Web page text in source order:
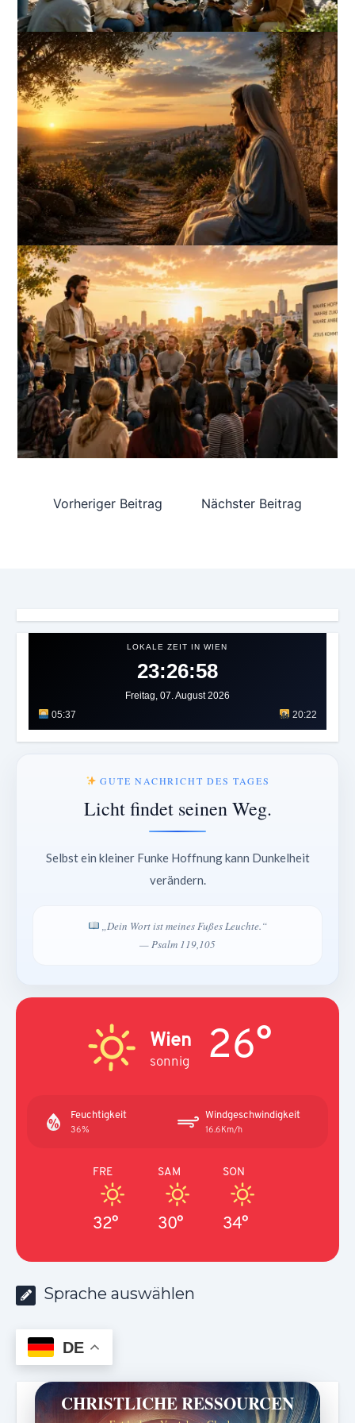
Vorheriger Beitrag Nächster Beitrag
LOKALE ZEIT IN WIEN
23:27:01
Freitag, 07. August 2026
05:37
20:22
GUTE NACHRICHT DES TAGES
Licht findet seinen Weg.
Selbst ein kleiner Funke Hoffnung kann Dunkelheit
verändern.
„Dein Wort ist meines Fußes Leuchte.“
— Psalm 119,105
Wien
sonnig 26°
Feuchtigkeit
36%
Windgeschwindigkeit
16.6Km/h
FRE
32°
SAM
30°
SON
34°
Sprache auswählen
DE
CHRISTLICHE RESSOURCEN